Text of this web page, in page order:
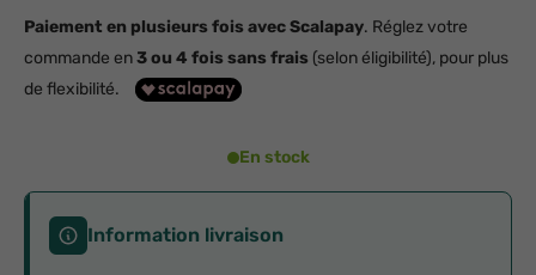
Paiement en plusieurs fois avec Scalapay. Réglez votre
commande en3 ou 4 fois sans frais (selon éligibilité), pour plus
de flexibilité.
En stock
Information livraison